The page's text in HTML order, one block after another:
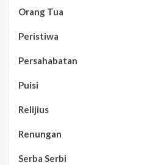
Orang Tua
Peristiwa
Persahabatan
Puisi
Relijius
Renungan
Serba Serbi